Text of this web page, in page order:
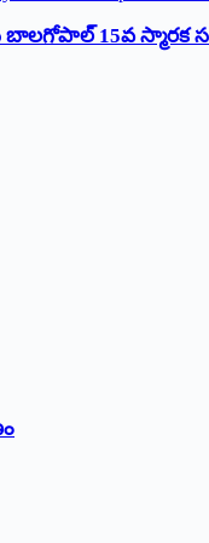
బాలగోపాల్‌ 15వ స్మారక